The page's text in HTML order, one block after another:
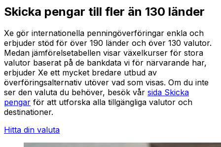
Skicka pengar till fler än 130 länder
Xe gör internationella penningöverföringar enkla och
erbjuder stöd för över 190 länder och över 130 valutor.
Medan jämförelsetabellen visar växelkurser för stora
valutor baserat på de bankdata vi för närvarande har,
erbjuder Xe ett mycket bredare utbud av
överföringsalternativ utöver vad som visas. Om du inte
ser den valuta du behöver, besök vår sida Skicka
pengar för att utforska alla tillgängliga valutor och
destinationer.
Hitta din valuta